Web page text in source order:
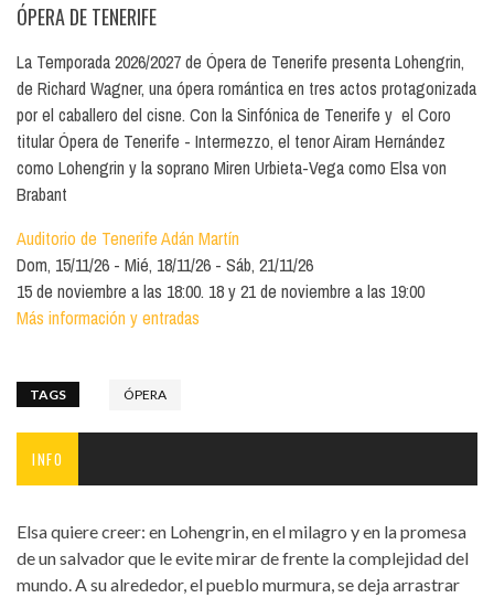
ÓPERA DE TENERIFE
La Temporada 2026/2027 de Ópera de Tenerife presenta Lohengrin,
de Richard Wagner, una ópera romántica en tres actos protagonizada
por el caballero del cisne. Con la Sinfónica de Tenerife y el Coro
titular Ópera de Tenerife - Intermezzo, el tenor Airam Hernández
como Lohengrin y la soprano Miren Urbieta-Vega como Elsa von
Brabant
Auditorio de Tenerife Adán Martín
Dom, 15/11/26
Mié, 18/11/26
Sáb, 21/11/26
15 de noviembre a las 18:00. 18 y 21 de noviembre a las 19:00
Más información y entradas
TAGS ÓPERA
INFO
Elsa quiere creer: en Lohengrin, en el milagro y en la promesa
de un salvador que le evite mirar de frente la complejidad del
mundo. A su alrededor, el pueblo murmura, se deja arrastrar